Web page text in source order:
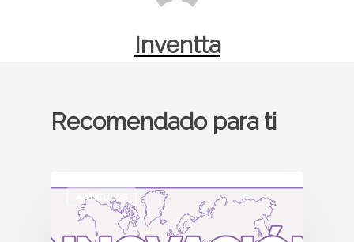
Inventta
Recomendado para ti
ARTÍCULOS